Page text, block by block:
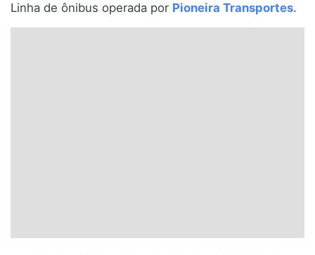
Paraná
Linha de ônibus operada por Pioneira Transportes.